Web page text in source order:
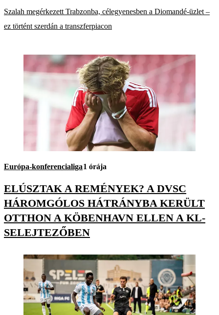
Szalah megérkezett Trabzonba, célegyenesben a Diomandé-üzlet –
ez történt szerdán a transzferpiacon
Európa-konferencialiga1 órája
ELÚSZTAK A REMÉNYEK? A DVSC
HÁROMGÓLOS HÁTRÁNYBA KERÜLT
OTTHON A KÖBENHAVN ELLEN A KL-
SELEJTEZŐBEN